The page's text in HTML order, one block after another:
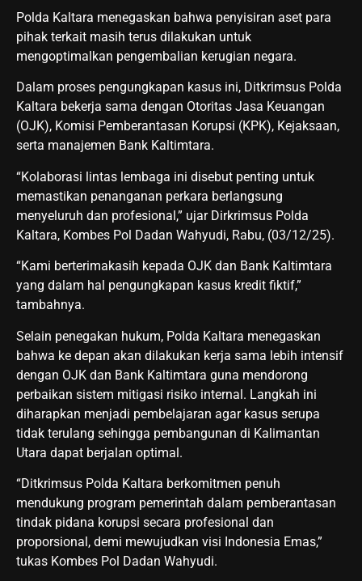
Polda Kaltara menegaskan bahwa penyisiran aset para
pihak terkait masih terus dilakukan untuk
mengoptimalkan pengembalian kerugian negara.
Dalam proses pengungkapan kasus ini, Ditkrimsus Polda
Kaltara bekerja sama dengan Otoritas Jasa Keuangan
(OJK), Komisi Pemberantasan Korupsi (KPK), Kejaksaan,
serta manajemen Bank Kaltimtara.
“Kolaborasi lintas lembaga ini disebut penting untuk
memastikan penanganan perkara berlangsung
menyeluruh dan profesional,” ujar Dirkrimsus Polda
Kaltara, Kombes Pol Dadan Wahyudi, Rabu, (03/12/25).
“Kami berterimakasih kepada OJK dan Bank Kaltimtara
yang dalam hal pengungkapan kasus kredit fiktif,”
tambahnya.
Selain penegakan hukum, Polda Kaltara menegaskan
bahwa ke depan akan dilakukan kerja sama lebih intensif
dengan OJK dan Bank Kaltimtara guna mendorong
perbaikan sistem mitigasi risiko internal. Langkah ini
diharapkan menjadi pembelajaran agar kasus serupa
tidak terulang sehingga pembangunan di Kalimantan
Utara dapat berjalan optimal.
“Ditkrimsus Polda Kaltara berkomitmen penuh
mendukung program pemerintah dalam pemberantasan
tindak pidana korupsi secara profesional dan
proporsional, demi mewujudkan visi Indonesia Emas,”
tukas Kombes Pol Dadan Wahyudi.